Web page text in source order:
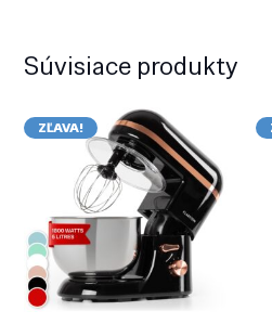
Súvisiace produkty
ZĽAVA!